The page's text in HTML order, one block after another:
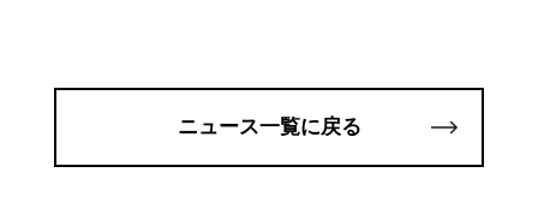
ニュース一覧に戻る